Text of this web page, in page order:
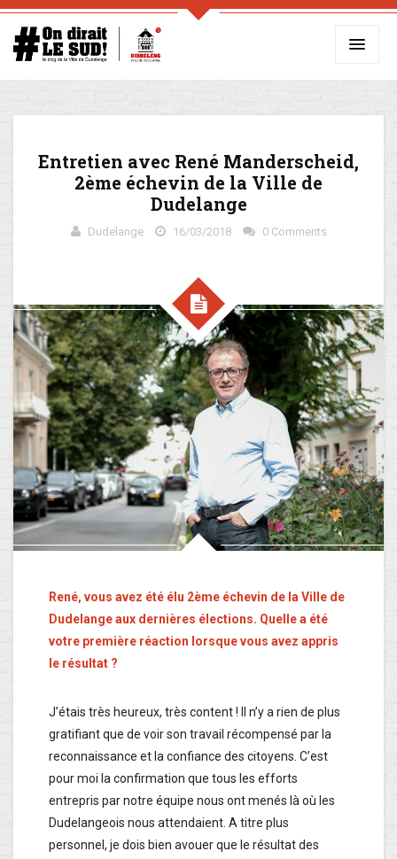
Entretien avec René Manderscheid,
2ème échevin de la Ville de
Dudelange
Dudelange 16/03/2018 0 Comments
René, vous avez été élu 2ème échevin de la Ville de
Dudelange aux dernières élections. Quelle a été
votre première réaction lorsque vous avez appris
le résultat ?
J’étais très heureux, très content ! Il n’y a rien de plus
gratifiant que de voir son travail récompensé par la
reconnaissance et la confiance des citoyens. C’est
pour moi la confirmation que tous les efforts
entrepris par notre équipe nous ont menés là où les
Dudelangeois nous attendaient. A titre plus
personnel, je dois bien avouer que le résultat des